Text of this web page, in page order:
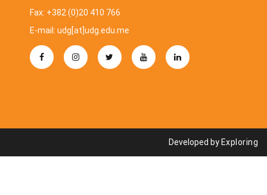
Fax: +382 (0)20 410 766
E-mail: udg[at]udg.edu.me
Developed by Exploring